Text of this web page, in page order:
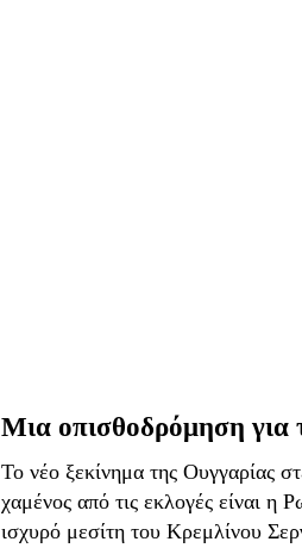
Μια οπισθοδρόμηση για
Το νέο ξεκίνημα της Ουγγαρίας
χαμένος από τις εκλογές είναι η
ισχυρό μεσίτη του Κρεμλίνου